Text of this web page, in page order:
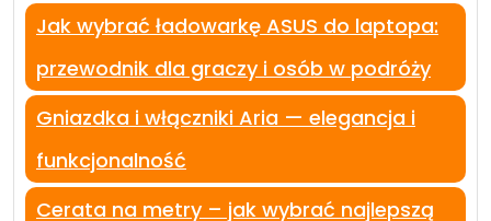
Jak wybrać ładowarkę ASUS do laptopa:
przewodnik dla graczy i osób w podróży
Gniazdka i włączniki Aria — elegancja i
funkcjonalność
Cerata na metry – jak wybrać najlepszą